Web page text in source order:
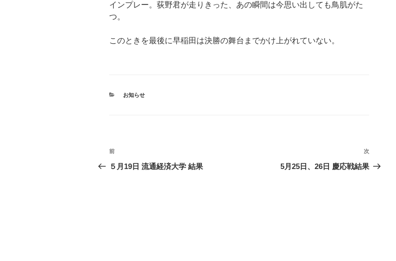
インプレー。荻野君が走りきった、あの瞬間は今思い出しても鳥肌がた
つ。
このときを最後に早稲田は決勝の舞台までかけ上がれていない。
カ
お知らせ
投
稿
前
の
前
５月19日 流通経済大学 結果
次
の
次
5月25日、26日 慶応戦結果